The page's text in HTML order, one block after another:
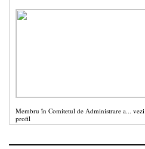
Membru în Comitetul de Administrare a... vezi
profil